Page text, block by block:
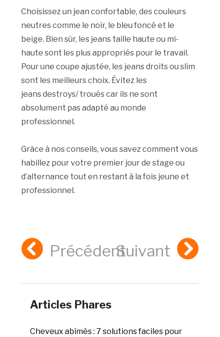
Choisissez un jean confortable, des couleurs
neutres comme le noir, le bleu foncé et le
beige. Bien sûr, les jeans taille haute ou mi-
haute sont les plus appropriés pour le travail.
Pour une coupe ajustée, les jeans droits ou slim
sont les meilleurs choix. Évitez les
jeansdestroys/ troués car ils ne sont
absolument pas adapté au monde
professionnel.
Grâce à nos conseils, vous savez comment vous
habillez pour votre premier jour de stage ou
d’alternance tout en restant à la fois jeune et
professionnel.
PrécédentSuivant
Articles Phares
Cheveux abîmés : 7 solutions faciles pour